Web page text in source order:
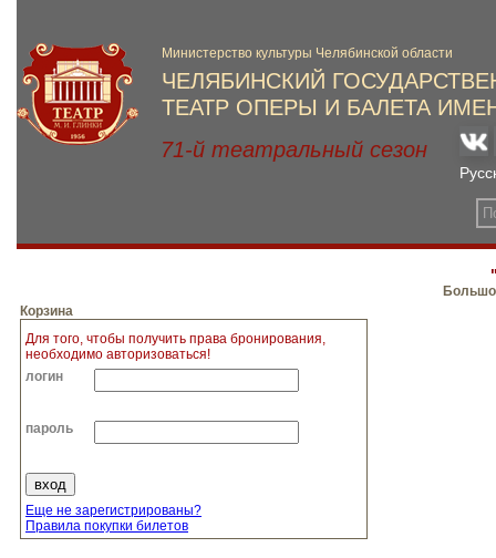
Корзина
Для того, чтобы получить права бронирования,
необходимо авторизоваться!
логин
пароль
Еще не зарегистрированы?
Правила покупки билетов